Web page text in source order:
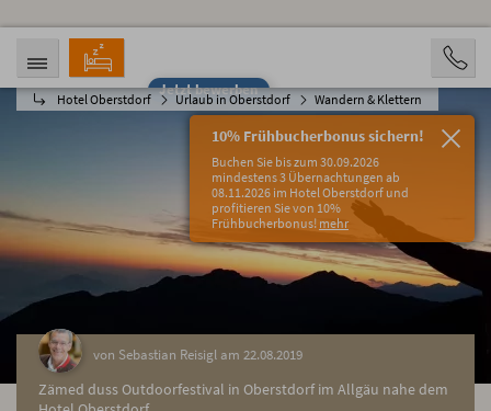
Jetzt bewerben
Hotel Oberstdorf Urlaub in Oberstdorf Wandern & Klettern
10% Frühbucherbonus sichern!
Buchen Sie bis zum 30.09.2026
mindestens 3 Übernachtungen ab
08.11.2026 im Hotel Oberstdorf und
profitieren Sie von 10%
Frühbucherbonus! mehr
ANREISE ABREISE
13.08.2026
BUCHEN
von Sebastian Reisigl am 22.08.2019
Zämed duss Outdoorfestival in Oberstdorf im Allgäu nahe dem